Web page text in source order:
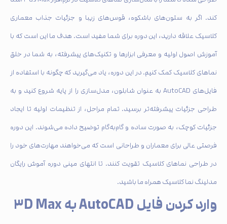
کند. اگر به ستون‌های باشکوه، قوس‌های زیبا و جزئیات جذاب معماری
کلاسیک علاقه دارید، این دوره برای شما مفید است. هدف ما این است که با
آموزش اصول اولیه و معرفی ابزارها و تکنیک‌های پیشرفته، به شما در خلق
نماهای کلاسیک کمک کنیم. در این دوره، یاد می‌گیرید که چگونه با استفاده از
فایل‌های AutoCAD به عنوان شابلون، مدل‌سازی را از پایه شروع کنید و به
طراحی جزئیات پیشرفته‌تر برسید. تمام مراحل، از تنظیمات اولیه تا ایجاد
جزئیات کوچک، به صورت ساده و گام‌به‌گام توضیح داده می‌شوند. این دوره
فرصتی عالی برای معماران و طراحانی است که می‌خواهند مهارت‌های خود را
در طراحی نماهای کلاسیک تقویت کنند. تا انتهای مینی دوره آموش رایگان
مدلینگ نما کلاسیک همراه ما باشید.
وارد کردن فایل AutoCAD به ۳D Max